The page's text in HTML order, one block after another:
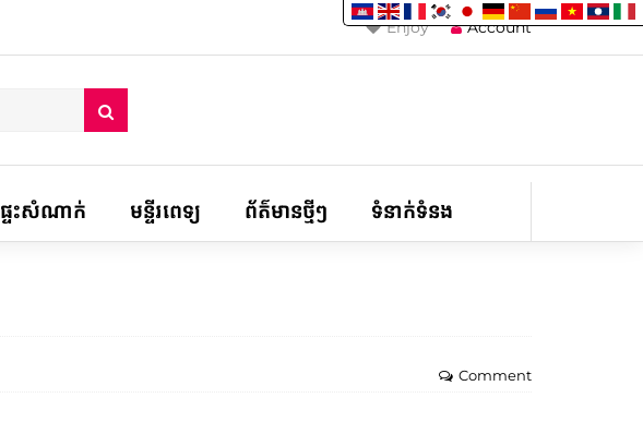
Account
Enjoy
ផ្ទះសំណាក់ មន្ទីរពេទ្យ ព័ត៌មានថ្មីៗ ទំនាក់ទំនង
Comment